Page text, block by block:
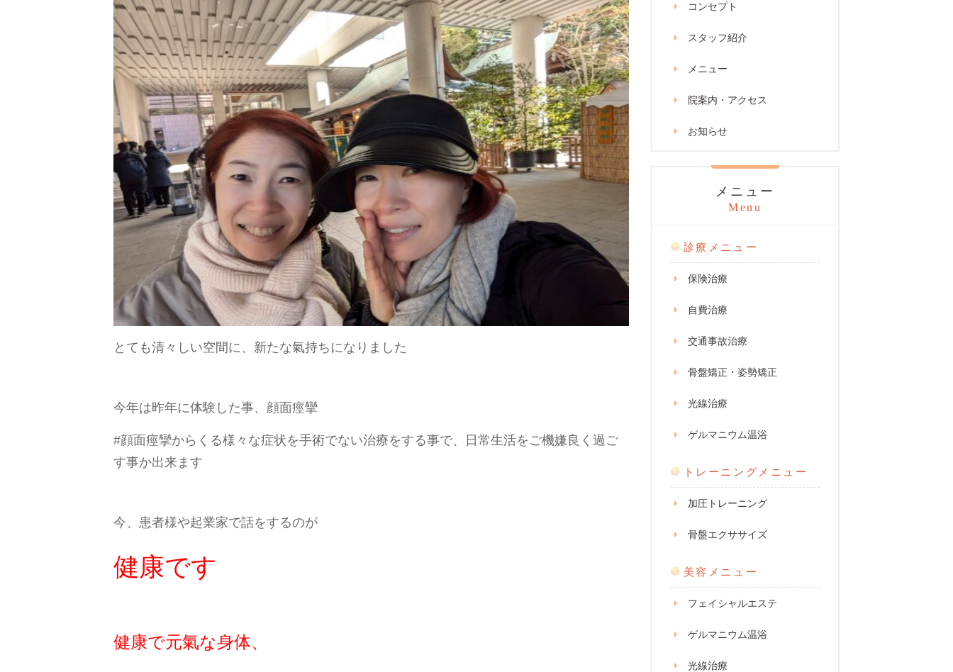
とても清々しい空間に、新たな氣持ちになりました
今年は昨年に体験した事、顔面痙攣
#顔面痙攣からくる様々な症状を手術でない治療をする事で、日常生活をご機嫌良く過ご
す事か出来ます
今、患者様や起業家で話をするのが
健康です
健康で元氣な身体、
コンセプト
スタッフ紹介
メニュー
院案内・アクセス
お知らせ
メニュー
Menu
診療メニュー
保険治療
自費治療
交通事故治療
骨盤矯正・姿勢矯正
光線治療
ゲルマニウム温浴
トレーニングメニュー
加圧トレーニング
骨盤エクササイズ
美容メニュー
フェイシャルエステ
ゲルマニウム温浴
光線治療